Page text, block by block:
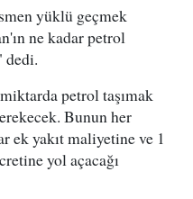
yüklü geçmek
ne kadar petrol
dedi.
petrol taşımak
Bunun her
ek yakıt maliyetine ve 1
yol açacağı